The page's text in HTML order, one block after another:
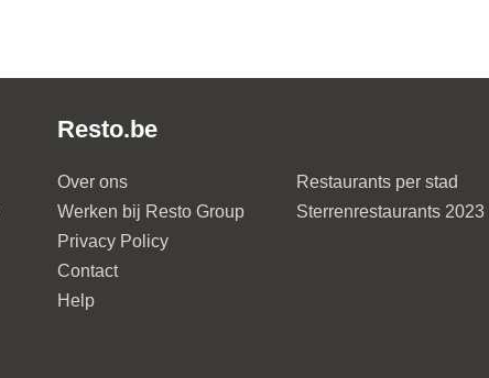
Resto.be
Over ons
Werken bij Resto Group
Privacy Policy
Contact
Help
Restaurants per stad
Sterrenrestaurants 2023